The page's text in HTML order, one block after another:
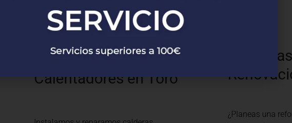
Calefacción y
Calentadores en Toro
¿Planeas una